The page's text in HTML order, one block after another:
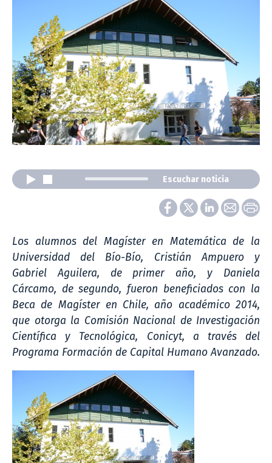
Escuchar noticia
Los alumnos del Magíster en Matemática de la
Universidad del Bío-Bío, Cristián Ampuero y
Gabriel Aguilera, de primer año, y Daniela
Cárcamo, de segundo, fueron beneficiados con la
Beca de Magíster en Chile, año académico 2014,
que otorga la Comisión Nacional de Investigación
Científica y Tecnológica, Conicyt, a través del
Programa Formación de Capital Humano Avanzado.